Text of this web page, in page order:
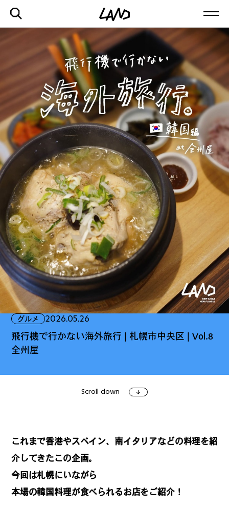
最新記事一覧を見る
ファッション グルメ しごと
アート＆イベント
REGULARS
連載一覧
グルメ 2026.05.26
飛行機で行かない海外旅行 | 札幌市中央区 | Vol.8
全州屋
Scroll down
これまで香港やスペイン、南イタリアなどの料理を紹
介してきたこの企画。
今回は札幌にいながら
本場の韓国料理が食べられるお店をご紹介！